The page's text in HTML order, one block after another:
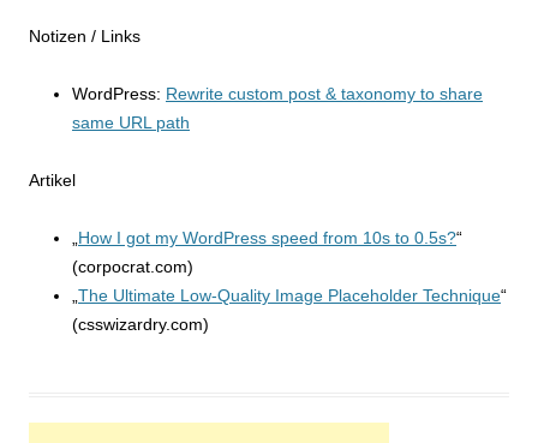
Notizen / Links
WordPress: Rewrite custom post & taxonomy to share
same URL path
Artikel
How I got my WordPress speed from 10s to 0.5s?“
(corpocrat.com)
The Ultimate Low-Quality Image Placeholder Technique“
(csswizardry.com)